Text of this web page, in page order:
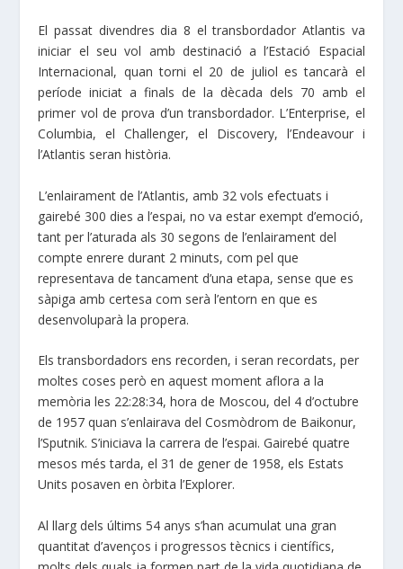
El passat divendres dia 8 el transbordador Atlantis va
iniciar el seu vol amb destinació a l’Estació Espacial
Internacional, quan torni el 20 de juliol es tancarà el
període iniciat a finals de la dècada dels 70 amb el
primer vol de prova d’un transbordador. L’Enterprise, el
Columbia, el Challenger, el Discovery, l’Endeavour i
l’Atlantis seran història.
L’enlairament de l’Atlantis, amb 32 vols efectuats i
gairebé 300 dies a l’espai, no va estar exempt d’emoció,
tant per l’aturada als 30 segons de l’enlairament del
compte enrere durant 2 minuts, com pel que
representava de tancament d’una etapa, sense que es
sàpiga amb certesa com serà l’entorn en que es
desenvoluparà la propera.
Els transbordadors ens recorden, i seran recordats, per
moltes coses però en aquest moment aflora a la
memòria les 22:28:34, hora de Moscou, del 4 d’octubre
de 1957 quan s’enlairava del Cosmòdrom de Baikonur,
l’Sputnik. S’iniciava la carrera de l’espai. Gairebé quatre
mesos més tarda, el 31 de gener de 1958, els Estats
Units posaven en òrbita l’Explorer.
Al llarg dels últims 54 anys s’han acumulat una gran
quantitat d’avenços i progressos tècnics i científics,